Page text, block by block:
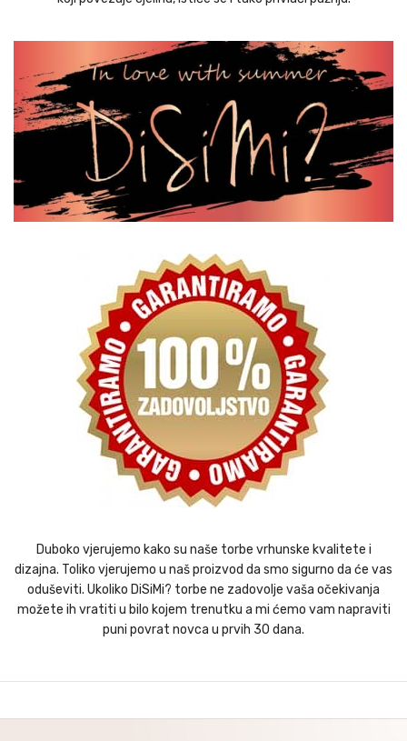
Duboko vjerujemo kako su naše torbe vrhunske kvalitete i
dizajna. Toliko vjerujemo u naš proizvod da smo sigurno da će vas
oduševiti. Ukoliko DiSiMi? torbe ne zadovolje vaša očekivanja
možete ih vratiti u bilo kojem trenutku a mi ćemo vam napraviti
puni povrat novca u prvih 30 dana.